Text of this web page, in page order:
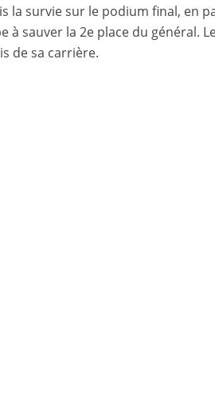
la survie sur le podium final, en
à sauver la 2e place du
de sa carrière.